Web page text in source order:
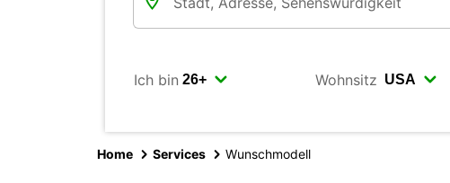
Ich bin Wohnsitz
Home Services Wunschmodell